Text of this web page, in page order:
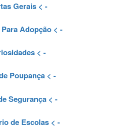
Gerais < -
Adopção < -
< -
Poupança < -
Segurança< -
de Escolas < -